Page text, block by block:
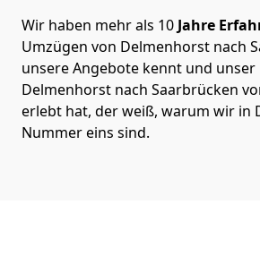
Wir haben mehr als 10 Jahre
Umzügen von Delmenhorst nach
unsere Angebote kennt und unser
Delmenhorst nach Saarbrücken
erlebt hat, der weiß, warum wir in
Nummer eins sind.